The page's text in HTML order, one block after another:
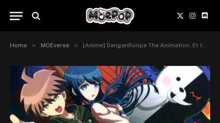
X
(Twitter)
Home » MOEverse » [Anime] DanganRonpa The Animation. Et toi ? A quoi tu joues ?